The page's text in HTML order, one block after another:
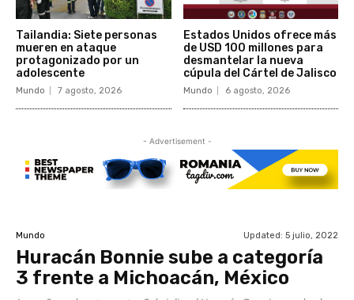
Tailandia: Siete personas
mueren en ataque
protagonizado por un
adolescente
Mundo 7 agosto, 2026
Estados Unidos ofrece más
de USD 100 millones para
desmantelar la nueva
cúpula del Cártel de Jalisco
Mundo 6 agosto, 2026
- Advertisement -